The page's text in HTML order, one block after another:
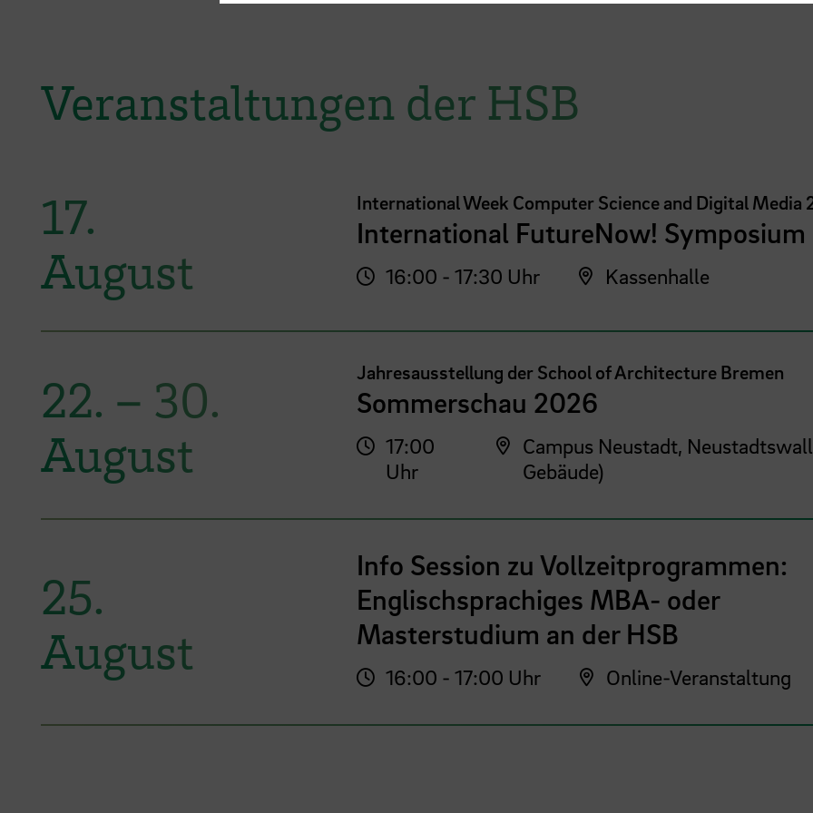
Veranstaltungen der HSB
17.
August
International Week Computer Science and Digital Media
International FutureNow! Symposium
16:00 - 17:30 Uhr Kassenhalle
22. – 30.
August
Jahresausstellung der School of Architecture Bremen
Sommerschau 2026
17:00
Uhr
Campus Neustadt,
Gebäude)
25.
August
Info Session zu Vollzeitprogrammen:
Englischsprachiges MBA- oder
Masterstudium an der HSB
16:00 - 17:00 Uhr Online-Veranstaltung